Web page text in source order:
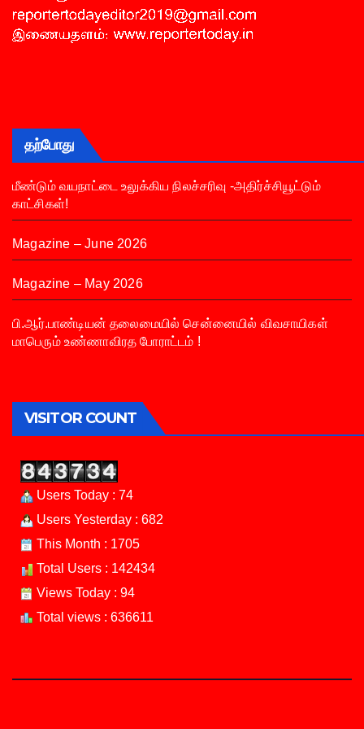
தற்போது
மீண்டும் வயநாட்டை உலுக்கிய நிலச்சரிவு -அதிர்ச்சியூட்டும்
காட்சிகள்!
Magazine – June 2026
Magazine – May 2026
பி.ஆர்.பாண்டியன் தலைமையில் சென்னையில் விவசாயிகள்
மாபெரும் உண்ணாவிரத போராட்டம் !
VISITOR COUNT
Users Today : 74
Users Yesterday : 682
This Month : 1705
Total Users : 142434
Views Today : 94
Total views : 636611